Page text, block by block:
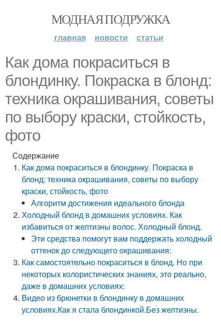
МОДНАЯ ПОДРУЖКА
главная новости статьи
Как дома покраситься в
блондинку. Покраска в блонд:
техника окрашивания, советы
по выбору краски, стойкость,
фото
Содержание
Как дома покраситься в блондинку. Покраска в
блонд: техника окрашивания, советы по выбору
краски, стойкость, фото
Алгоритм достижения идеального блонда
Холодный блонд в домашних условиях. Как
избавиться от желтизны волос. Холодный блонд.
Эти средства помогут вам поддержать холодный
оттенок до следующего окрашивания:
Как самостоятельно покраситься в блонд. Но при
некоторых колористических знаниях, это реально,
даже в домашних условиях:
Видео из брюнетки в блондинку в домашних
условиях.Как я стала блондинкой.Без желтизны.